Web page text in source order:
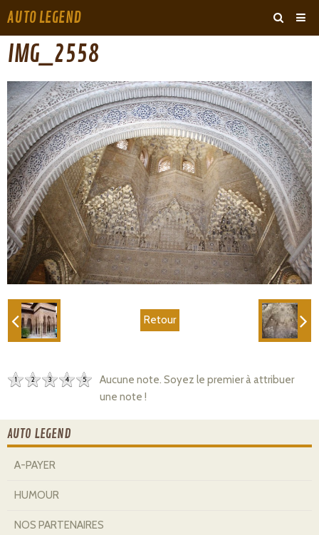
AUTO LEGEND
ARCHIVES
‹ ›
IMG_2558
Retour
1 2 3 4 5
Aucune note. Soyez le premier à attribuer
une note !
AUTO LEGEND
A-PAYER
HUMOUR
NOS PARTENAIRES